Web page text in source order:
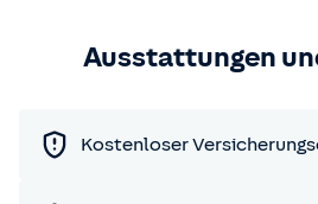
Ausstattungen
Kostenloser